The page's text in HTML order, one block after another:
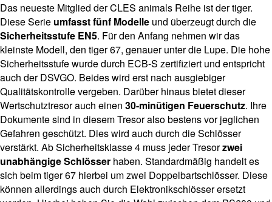
Das neueste Mitglied der CLES animals Reihe ist der tiger.
Diese Serie umfasst fünf Modelle und überzeugt durch die
Sicherheitsstufe EN5. Für den Anfang nehmen wir das
kleinste Modell, den tiger 67, genauer unter die Lupe. Die hohe
Sicherheitsstufe wurde durch ECB-S zertifiziert und entspricht
auch der DSVGO. Beides wird erst nach ausgiebiger
Qualitätskontrolle vergeben. Darüber hinaus bietet dieser
Wertschutztresor auch einen 30-minütigen Feuerschutz. Ihre
Dokumente sind in diesem Tresor also bestens vor jeglichen
Gefahren geschützt. Dies wird auch durch die Schlösser
verstärkt. Ab Sicherheitsklasse 4 muss jeder Tresorzwei
unabhängige Schlösser haben. Standardmäßig handelt es
sich beim tiger 67 hierbei um zwei Doppelbartschlösser. Diese
können allerdings auch durch Elektronikschlösser ersetzt